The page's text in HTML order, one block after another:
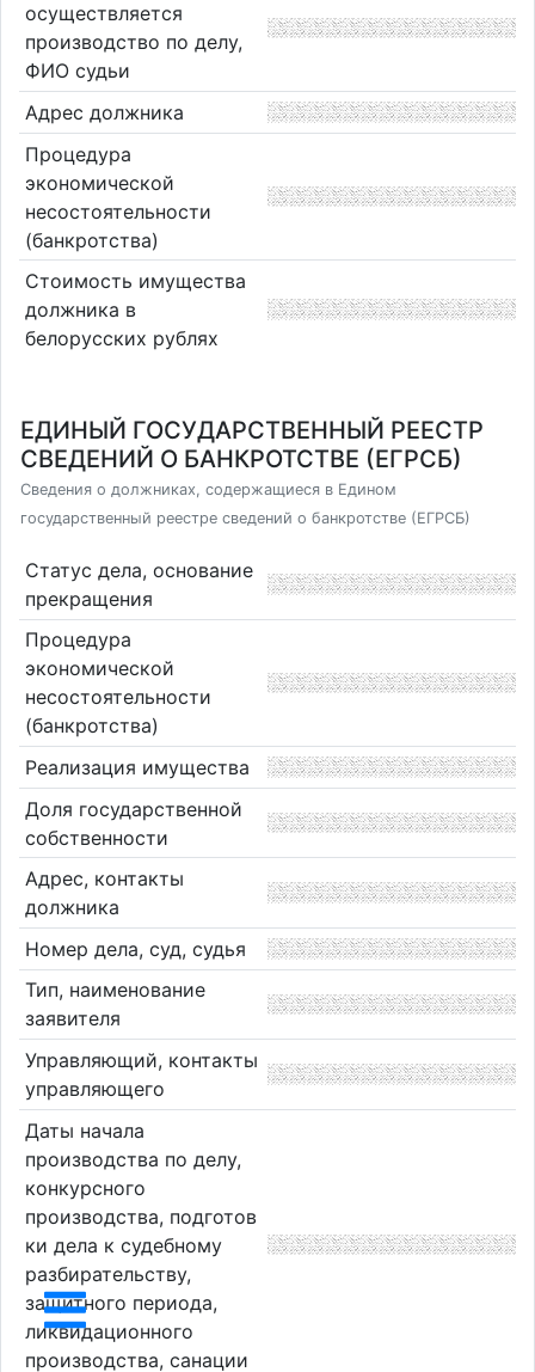
осуществляется
производство по делу,
ФИО судьи
Адрес должника
Процедура
экономической
несостоятельности
(банкротства)
Стоимость имущества
должника в
белорусских рублях
ЕДИНЫЙ ГОСУДАРСТВЕННЫЙ РЕЕСТР
СВЕДЕНИЙ О БАНКРОТСТВЕ (ЕГРСБ)
Сведения о должниках, содержащиеся в Едином
государственный реестре сведений о банкротстве (ЕГРСБ)
Статус дела, основание
прекращения
Процедура
экономической
несостоятельности
(банкротства)
Реализация имущества
Доля государственной
собственности
Адрес, контакты
должника
Номер дела, суд, судья
Тип, наименование
заявителя
Управляющий, контакты
управляющего
Даты начала
производства по делу,
конкурсного
производства, подготов
ки дела к судебному
разбирательству,
защитного периода,
ликвидационного
производства, санации